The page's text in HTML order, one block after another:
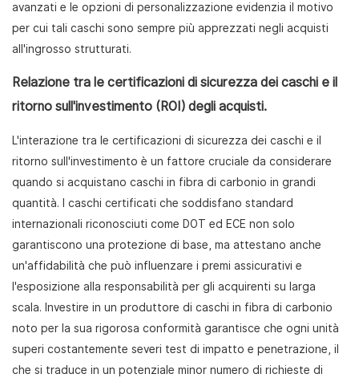
avanzati e le opzioni di personalizzazione evidenzia il motivo
per cui tali caschi sono sempre più apprezzati negli acquisti
all'ingrosso strutturati.
Relazione tra le certificazioni di sicurezza dei caschi e il
ritorno sull'investimento (ROI) degli acquisti.
L'interazione tra le certificazioni di sicurezza dei caschi e il
ritorno sull'investimento è un fattore cruciale da considerare
quando si acquistano caschi in fibra di carbonio in grandi
quantità. I ​​caschi certificati che soddisfano standard
internazionali riconosciuti come DOT ed ECE non solo
garantiscono una protezione di base, ma attestano anche
un'affidabilità che può influenzare i premi assicurativi e
l'esposizione alla responsabilità per gli acquirenti su larga
scala. Investire in un produttore di caschi in fibra di carbonio
noto per la sua rigorosa conformità garantisce che ogni unità
superi costantemente severi test di impatto e penetrazione, il
che si traduce in un potenziale minor numero di richieste di